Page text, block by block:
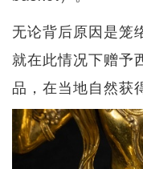
无论背后原因是笼
就在此情况下赠予
品，在当地自然获